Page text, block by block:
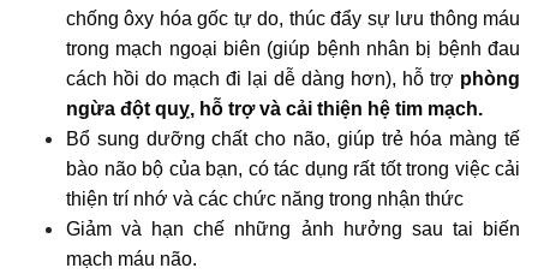
chống ôxy hóa gốc tự do, thúc đẩy sự lưu thông máu
trong mạch ngoại biên (giúp bệnh nhân bị bệnh đau
cách hồi do mạch đi lại dễ dàng hơn), hỗ trợ phòng
ngừa đột quỵ, hỗ trợ và cải thiện hệ tim mạch.
Bổ sung dưỡng chất cho não, giúp trẻ hóa màng tế
bào não bộ của bạn, có tác dụng rất tốt trong việc cải
thiện trí nhớ và các chức năng trong nhận thức
Giảm và hạn chế những ảnh hưởng sau tai biến
mạch máu não.